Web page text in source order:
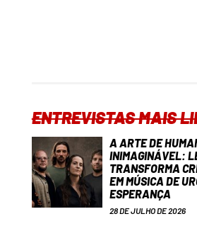
ENTREVISTAS MAIS
A ARTE DE
INIMAGINÁVEL:
TRANSFORMA
EM MÚSICA DE
ESPERANÇA
28 DE JULHO DE 2026